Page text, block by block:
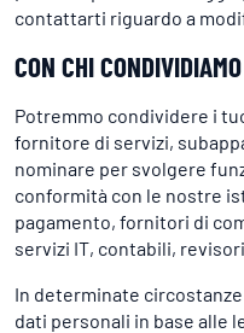
contattarti riguardo a
CON CHI
Potremmo condividere i
fornitore di servizi,
nominare per svolgere
conformità con le nostre
pagamento, fornitori di
servizi IT, contabili,
In determinate
dati personali in base alle